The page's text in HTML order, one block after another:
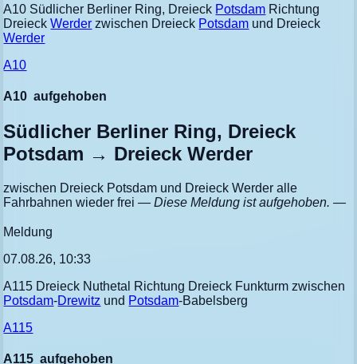
A10 Südlicher Berliner Ring, Dreieck Potsdam Richtung
DreieckWerder zwischen Dreieck Potsdam und Dreieck
Werder
A10
A10 aufgehoben
Südlicher Berliner Ring, Dreieck
Potsdam → Dreieck Werder
zwischen Dreieck Potsdam und Dreieck Werder alle
Fahrbahnen wieder frei— Diese Meldung ist aufgehoben. —
Meldung
07.08.26, 10:33
A115 Dreieck Nuthetal Richtung Dreieck Funkturm zwischen
Potsdam-Drewitz und Potsdam-Babelsberg
A115
A115 aufgehoben